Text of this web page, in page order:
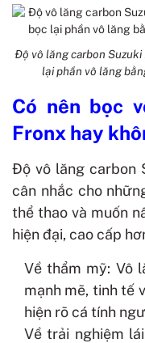
Độ vô lăng carbon
lại phần vô lăng
Có nên bọc
Fronx hay
Độ vô lăng carbon
cân nhắc cho
thể thao và muốn
hiện đại, cao cấp
Về thẩm mỹ: Vô
mạnh mẽ, tinh tế
hiện rõ cá tính
Về trải nghiệm